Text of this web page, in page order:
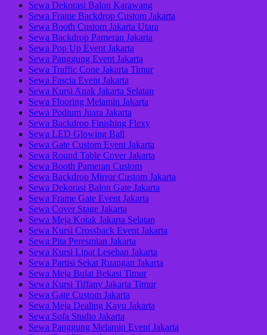
Sewa Dekorasi Balon Karawang
Sewa Frame Backdrop Custom Jakarta
Sewa Booth Custom Jakarta Utara
Sewa Backdrop Pameran Jakarta
Sewa Pop Up Event Jakarta
Sewa Panggung Event Jakarta
Sewa Traffic Cone Jakarta Timur
Sewa Fascia Event Jakarta
Sewa Kursi Anak Jakarta Selatan
Sewa Flooring Melamin Jakarta
Sewa Podium Juara Jakarta
Sewa Backdrop Finishing Flexy
Sewa LED Glowing Ball
Sewa Gate Custom Event Jakarta
Sewa Round Table Cover Jakarta
Sewa Booth Pameran Custom
Sewa Backdrop Mirror Custom Jakarta
Sewa Dekorasi Balon Gate Jakarta
Sewa Frame Gate Event Jakarta
Sewa Cover Stage Jakarta
Sewa Meja Kotak Jakarta Selatan
Sewa Kursi Crossback Event Jakarta
Sewa Pita Peresmian Jakarta
Sewa Kursi Lipat Lesehan Jakarta
Sewa Partisi Sekat Ruangan Jakarta
Sewa Meja Bulat Bekasi Timur
Sewa Kursi Tiffany Jakarta Timur
Sewa Gate Custom Jakarta
Sewa Meja Dealing Kayu Jakarta
Sewa Sofa Studio Jakarta
Sewa Panggung Melamin Event Jakarta